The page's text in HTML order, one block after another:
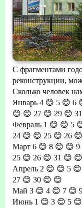
С фрагментами
реконструкции,
Сколько человек
Январь 4 😊 5 😊 6
😊 😊 27 😊 29 😊
Февраль 1 😊 😊 5
24 😊 😊 25 😊 26
Март 6 😊 8 😊 😊 9
25 😊 26 😊 31 😊
Апрель 2 😊 😊 5
27 😊 30 😊 😊
Май 3 😊 4 😊 7 😊
Июнь 1 😊 3 😊 5